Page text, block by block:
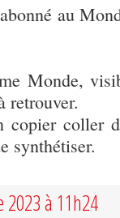
au
Monde,
retrouver.
copier coller
synthétiser.
2023 à 11h24